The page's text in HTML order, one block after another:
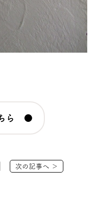
ちら ●
次の記事へ ＞